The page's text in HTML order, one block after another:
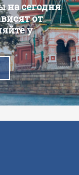
на сегодня
от
у